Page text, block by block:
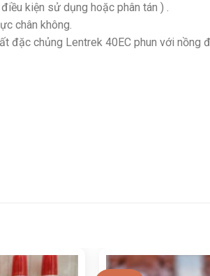
kiện sử dụng hoặc phân tán ) .
chân không.
đặc chủng Lentrek 40EC phun với